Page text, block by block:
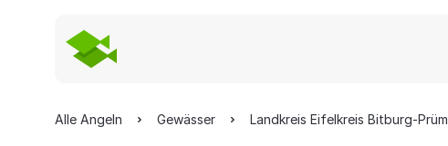
Alle Angeln Gewässer Landkreis Eifelkreis Bitburg-Prüm